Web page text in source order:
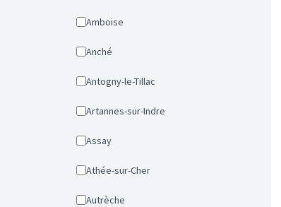
Amboise
Anché
Antogny-le-Tillac
Artannes-sur-Indre
Assay
Athée-sur-Cher
Autrèche